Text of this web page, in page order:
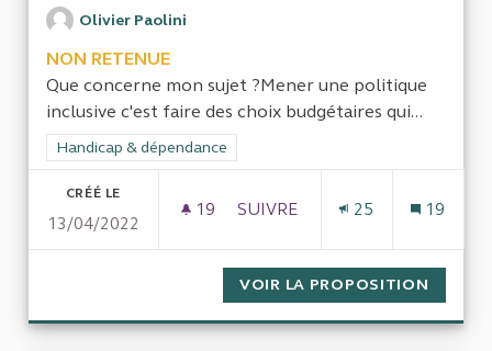
Olivier Paolini
NON RETENUE
Que concerne mon sujet ?Mener une politique
inclusive c'est faire des choix budgétaires qui...
Filtrer les résultats de la catégorie : Handicap & dépendance
Handicap & dépendance
CRÉÉ LE
13/04/2022
19 19 ABONNÉS
SUIVRE
25 19
VOIR LA PROPOSITION